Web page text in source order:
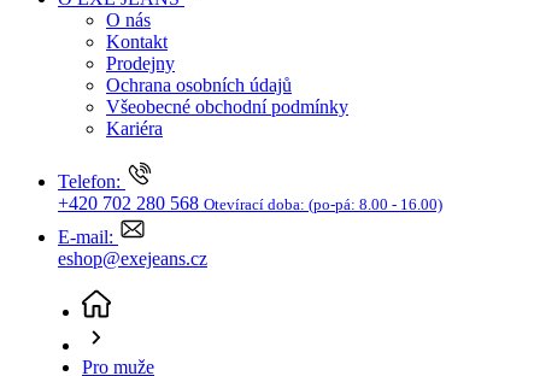
Telefon:
+420 702 280 568
E-mail:
eshop@exejeans.cz
Pro muže
Svetry